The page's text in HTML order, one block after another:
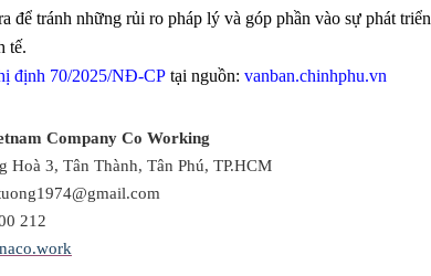
để tránh những rủi ro pháp lý và góp phần vào sự phát triển
tế.
định 70/2025/NĐ-CP tại nguồn: vanban.chinhphu.vn
Company Co Working
Hoà 3, Tân Thành, Tân Phú, TP.HCM
212